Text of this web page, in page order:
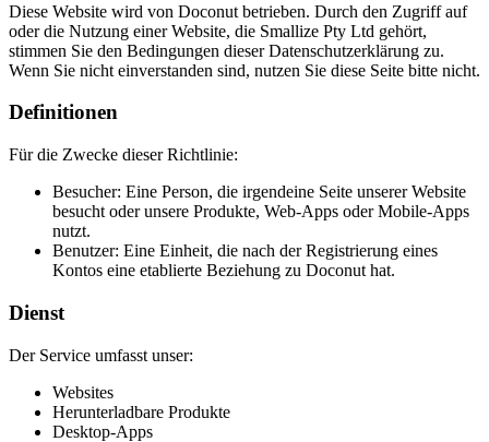
Diese Website wird von Doconut betrieben. Durch den Zugriff auf
oder die Nutzung einer Website, die Smallize Pty Ltd gehört,
stimmen Sie den Bedingungen dieser Datenschutzerklärung zu.
Wenn Sie nicht einverstanden sind, nutzen Sie diese Seite bitte nicht.
Definitionen
Für die Zwecke dieser Richtlinie:
Besucher: Eine Person, die irgendeine Seite unserer Website
besucht oder unsere Produkte, Web-Apps oder Mobile-Apps
nutzt.
Benutzer: Eine Einheit, die nach der Registrierung eines
Kontos eine etablierte Beziehung zu Doconut hat.
Dienst
Der Service umfasst unser:
Websites
Herunterladbare Produkte
Desktop-Apps